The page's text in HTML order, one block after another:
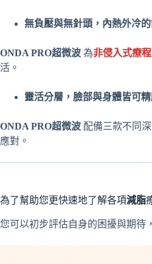
無負壓與無針頭，內熱外冷
ONDA PRO超微波 為非侵入式療程
活。
靈活分層，臉部與身體皆可
ONDA PRO超微波 配備三款不同
應對。
為了幫助您更快速地了解各項減脂
您可以初步評估自身的困擾與期待